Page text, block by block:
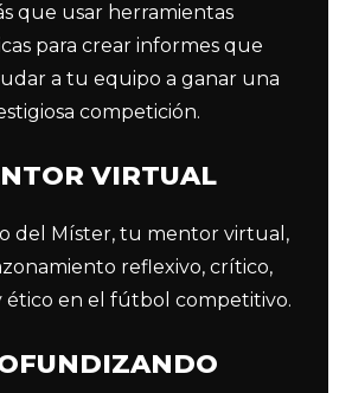
que usar herramientas
para crear informes que
a tu equipo a ganar una
competición.
VIRTUAL
del Míster, tu mentor virtual,
reflexivo, crítico,
en el fútbol competitivo.